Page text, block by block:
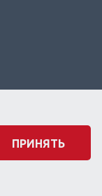
ПРИНЯТЬ